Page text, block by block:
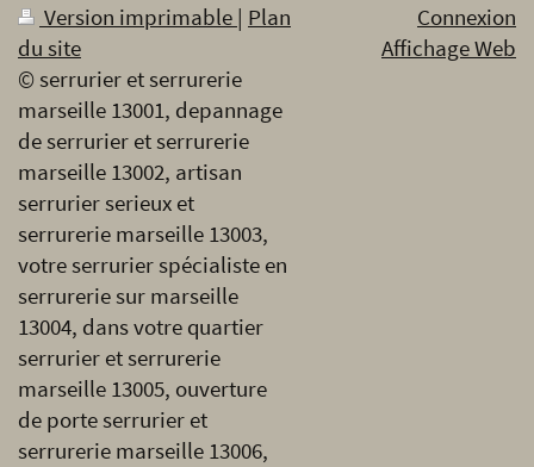
Version imprimable | Plan
du site
© serrurier et serrurerie
marseille 13001, depannage
de serrurier et serrurerie
marseille 13002, artisan
serrurier serieux et
serrurerie marseille 13003,
votre serrurier spécialiste en
serrurerie sur marseille
13004, dans votre quartier
serrurier et serrurerie
marseille 13005, ouverture
de porte serrurier et
serrurerie marseille 13006,
Connexion
Affichage Web